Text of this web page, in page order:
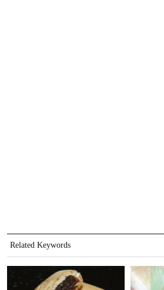
Related Keywords